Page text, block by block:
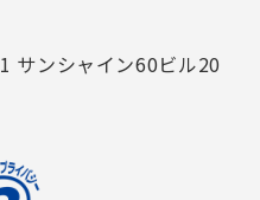
サンシャイン60ビル20